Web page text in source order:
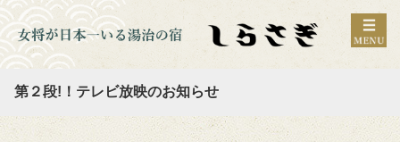
第２段!！テレビ放映のお知らせ